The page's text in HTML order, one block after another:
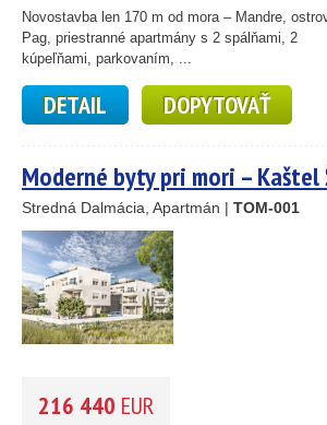
5
Novostavba len 170 m od mora – Mandre,
Pag, priestranné apartmány s 2 spálňami, 2
kúpeľňami, parkovaním, ...
DETAIL DOPYTOVAŤ
Moderné byty pri mori –
Stredná Dalmácia, Apartmán | TOM-001
216 440 EUR